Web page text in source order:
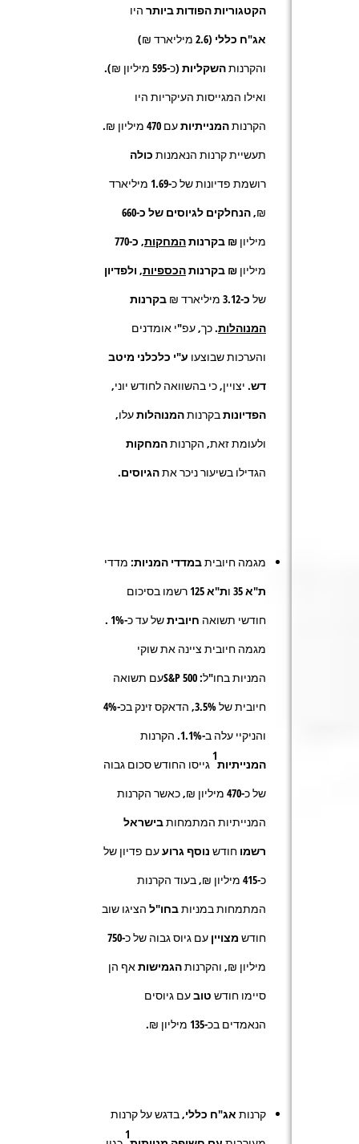
הקטגוריות הפודות ביותר היו
אג"ח כללי (2.6 מיליארד ₪)
והקרנותהשקליות
(כ-595 מיליון ₪).
ואילו המגייסות העיקריות היו
הקרנותהמנייתיות
עם 470 מיליון ₪.
תעשיית קרנות הנאמנות כולה
רושמת פדיונות של כ-1.69 מיליארד
₪,הנחלקים לגיוסים של כ-660
מיליון ₪ בקרנותהמחקות, כ-770
מיליון ₪ בקרנותהכספיות, ולפדיון
של כ-3.12 מיליארד ₪ בקרנות
המנוהלות. כך, עפ"י אומדנים
והערכות שבוצעו ע"י כלכלני מיטב
דש. יצויין, כי בהשוואה לחודש יוני,
הפדיונותבקרנותהמנוהלותעלו,
ולעומת זאת, הקרנותהמחקות
הגדילו בשיעור ניכר אתהגיוסים.
מגמה חיוביתבמדדי המניות: מדדי
ת"א 35
ות"א 125
רשמו בסיכום
חודשי תשואה חיוביתשל עד כ-1%
.
מגמה חיובית ציינה את שוקי
המניות בחו"ל: S&P 500עם תשואה
חיובית של 3.5%, הדאקס זינק בכ-4%
והניקיי עלה ב-1.1%. הקרנות
המנייתיות
1
גייסו החודש סכום גבוה
של כ-470 מיליון ₪, כאשר הקרנות
המנייתיות המתמחותבישראל
רשמו חודש נוסף גרועעם פדיון של
כ-415 מיליון ₪, בעוד הקרנות
המתמחות במניותבחו"ל הציגו שוב
חודש מצויין עם גיוס גבוה של כ-750
מיליון ₪, והקרנותהגמישותאף הן
סיימו חודש טובעם גיוסים
הנאמדים בכ-135 מיליון ₪.
קרנות אג"ח כללי, בדגש על קרנות
1